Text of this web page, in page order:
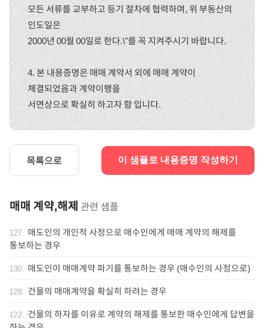
모든 서류를 교부하고 등기 절차에 협력하며, 위 부동산의
인도일은
2000년 00월 00일로 한다.\"를 꼭 지켜주시기 바랍니다.
4. 본 내용증명은 매매 계약서 외에 매매 계약이
체결되었음과 계약이행을
서면상으로 확실히 하고자 함 입니다.
목록으로 이 샘플로 내용증명 작성하기
매매 계약,해제 관련 샘플
127. 매도인의 개인적 사정으로 매수인에게 매매 계약의 해제를
통보하는 경우
130. 매도인이 매매계약 파기를 통보하는 경우 (매수인의 사정으로)
128. 건물의 매매계약을 확실히 하려는 경우
122. 건물의 하자를 이유로 계약의 해제를 통보한 매수인에게 답변을